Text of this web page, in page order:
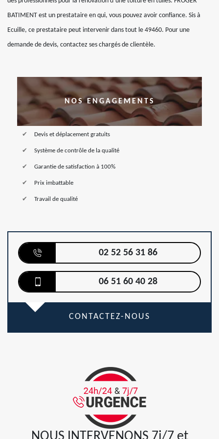
BATIMENT est un prestataire en qui, vous pouvez avoir confiance. Sis à
Ecuille, ce prestataire peut intervenir dans tout le 49460. Pour une
demande de devis, contactez ses chargés de clientèle.
NOS ENGAGEMENTS
Devis et déplacement gratuits
Système de contrôle de la qualité
Garantie de satisfaction à 100%
Prix imbattable
Travail de qualité
02 52 56 31 86
06 51 60 40 28
CONTACTEZ-NOUS